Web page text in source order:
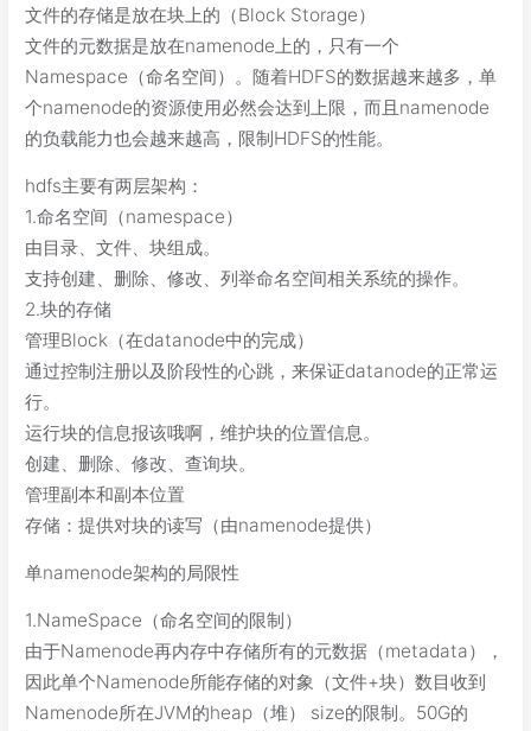
文件的存储是放在块上的（Block Storage）
文件的元数据是放在namenode上的，只有一个
Namespace（命名空间）。随着HDFS的数据越来越多，单
个namenode的资源使用必然会达到上限，而且namenode
的负载能力也会越来越高，限制HDFS的性能。
hdfs主要有两层架构：
1.命名空间（namespace）
由目录、文件、块组成。
支持创建、删除、修改、列举命名空间相关系统的操作。
2.块的存储
管理Block（在datanode中的完成）
通过控制注册以及阶段性的心跳，来保证datanode的正常运
行。
运行块的信息报该哦啊，维护块的位置信息。
创建、删除、修改、查询块。
管理副本和副本位置
存储：提供对块的读写（由namenode提供）
单namenode架构的局限性
1.NameSpace（命名空间的限制）
由于Namenode再内存中存储所有的元数据（metadata），
因此单个Namenode所能存储的对象（文件+块）数目收到
Namenode所在JVM的heap（堆） size的限制。50G的